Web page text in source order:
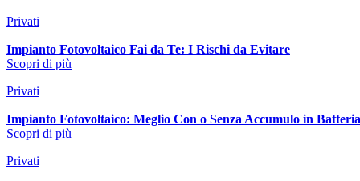
Privati
Impianto Fotovoltaico Fai da Te: I Rischi da Evitare
Scopri di più
Privati
Impianto Fotovoltaico: Meglio Con o Senza Accumulo in
Scopri di più
Privati